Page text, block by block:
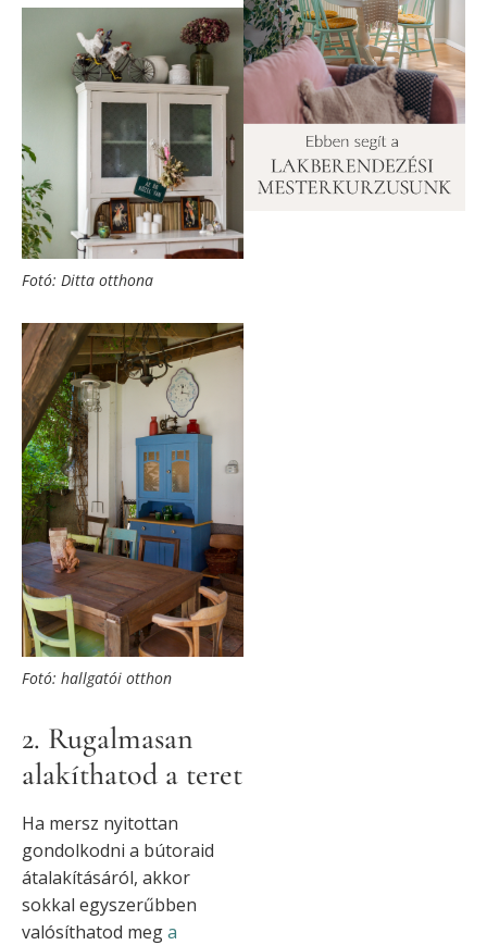
Fotó: Ditta otthona
Fotó: hallgatói otthon
2. Rugalmasan
alakíthatod a teret
Ha mersz nyitottan
gondolkodni a bútoraid
átalakításáról, akkor
sokkal egyszerűbben
valósíthatod mega